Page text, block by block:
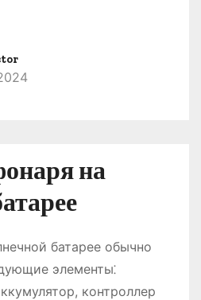
на
батарее обычно
элементы⁚
контроллер